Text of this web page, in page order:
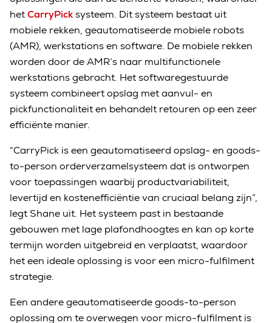
hetCarryPicksysteem. Dit systeem bestaat uit
mobiele rekken, geautomatiseerde mobiele robots
(AMR), werkstations en software. De mobiele rekken
worden door de AMR’s naar multifunctionele
werkstations gebracht. Het softwaregestuurde
systeem combineert opslag met aanvul- en
pickfunctionaliteit en behandelt retouren op een zeer
efficiënte manier.
“CarryPick is een geautomatiseerd opslag- en goods-
to-person orderverzamelsysteem dat is ontworpen
voor toepassingen waarbij productvariabiliteit,
levertijd en kostenefficiëntie van cruciaal belang zijn”,
legt Shane uit. Het systeem past in bestaande
gebouwen met lage plafondhoogtes en kan op korte
termijn worden uitgebreid en verplaatst, waardoor
het een ideale oplossing is voor een micro-fulfilment
strategie.
Een andere geautomatiseerde goods-to-person
oplossing om te overwegen voor micro-fulfilment is